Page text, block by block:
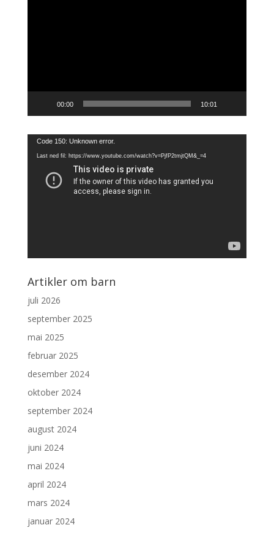
00:00 10:01
Videoavspiller
Code 150: Unknown error.
Last ned fil: https://www.youtube.com/watch?v=PjfP2tmjtQM&_=4
Artikler om barn
juli 2026
september 2025
mai 2025
februar 2025
desember 2024
oktober 2024
september 2024
august 2024
juni 2024
mai 2024
april 2024
mars 2024
januar 2024